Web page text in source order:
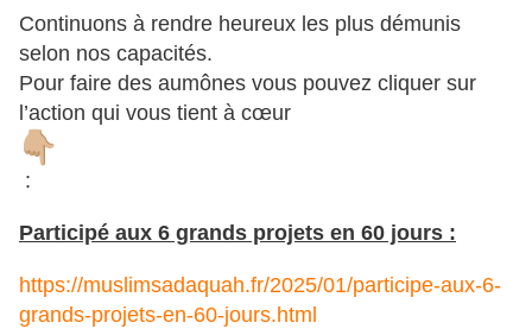
Continuons à rendre heureux les plus démunis
selon nos capacités.
Pour faire des aumônes vous pouvez cliquer sur
l’action qui vous tient à cœur
:
Participé aux 6 grands projets en 60 jours :
https://muslimsadaquah.fr/2025/01/participe-aux-6-
grands-projets-en-60-jours.html